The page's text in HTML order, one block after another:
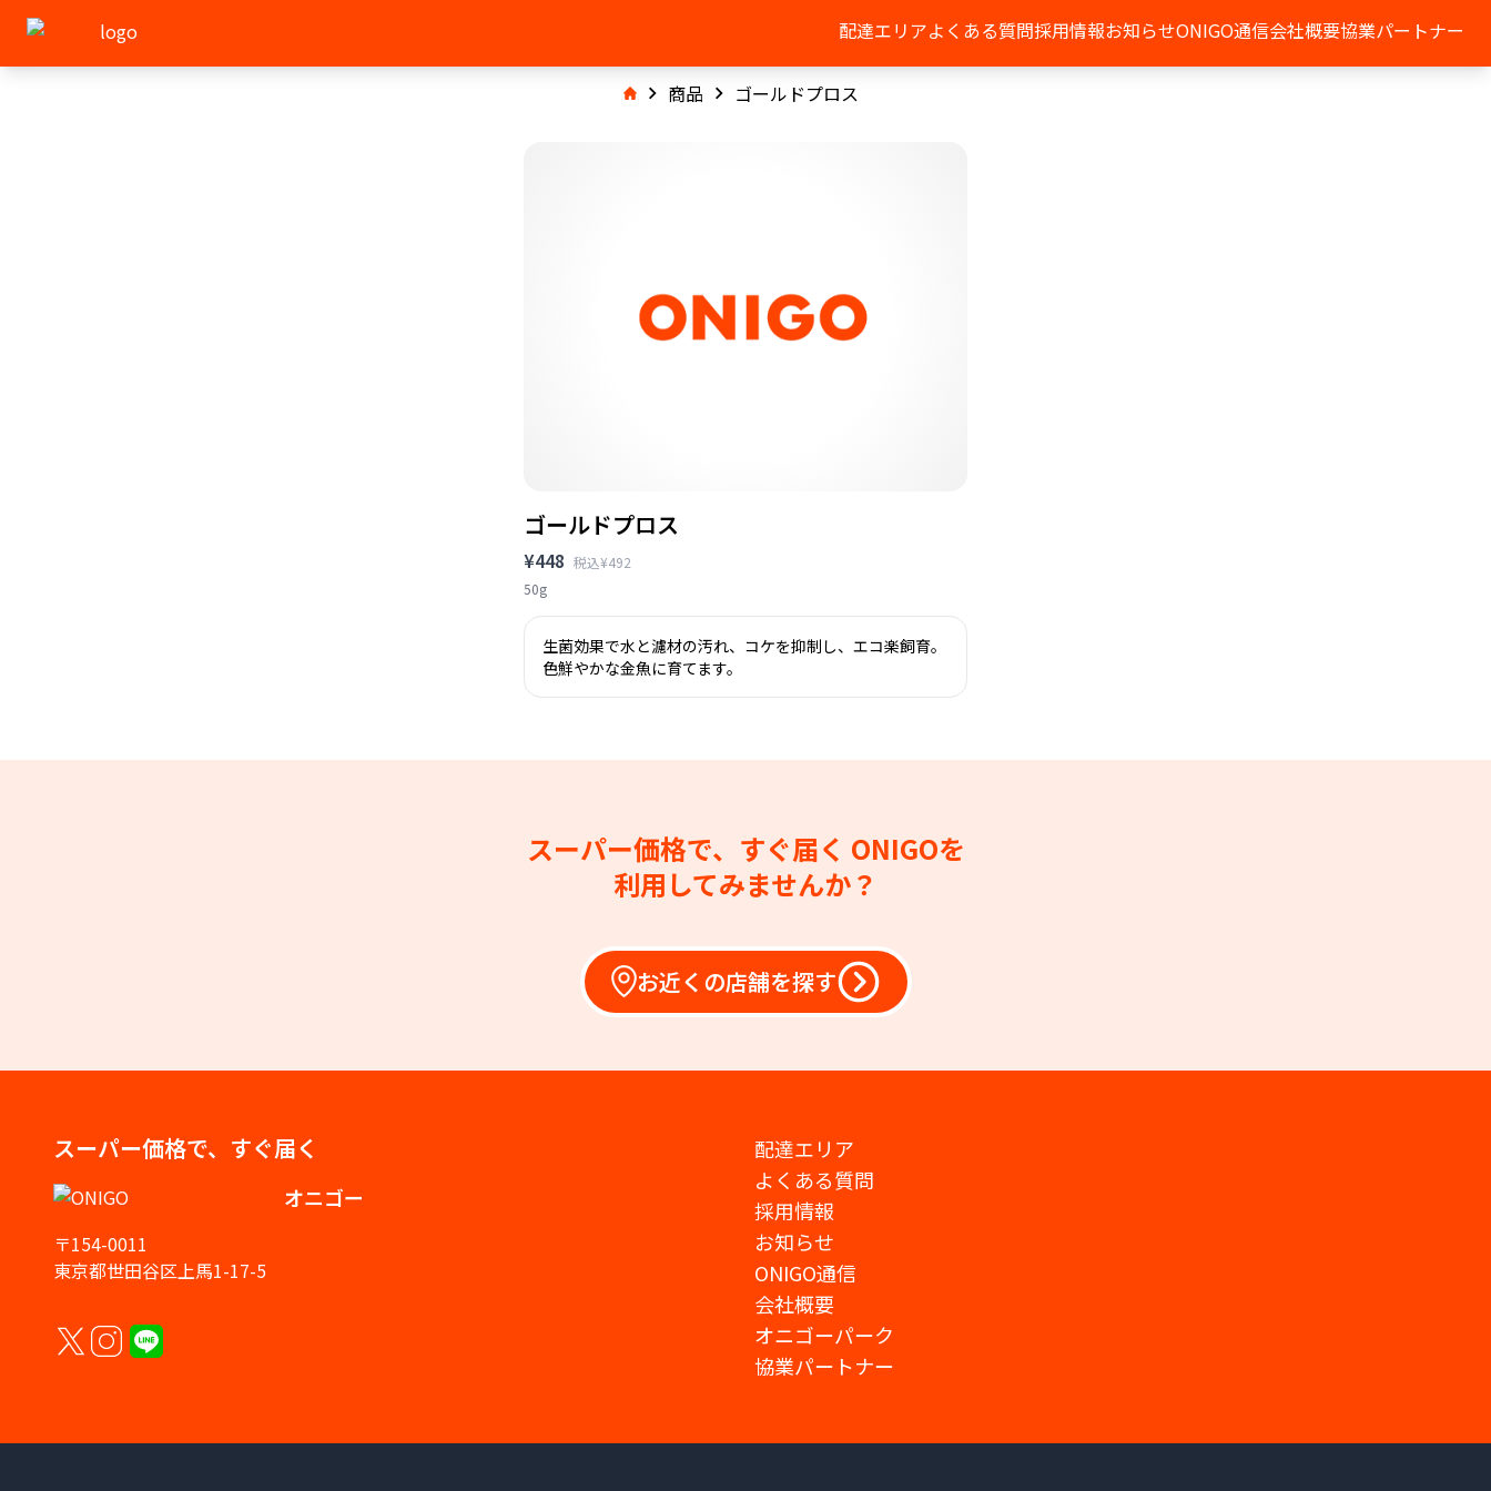
配達エリアよくある質問採用情報お知らせONIGO通信会社概要協業パートナー
商品 ゴールドプロス
ゴールドプロス
¥448 税込¥492
50g
生菌効果で水と濾材の汚れ、コケを抑制し、エコ楽飼育。
色鮮やかな金魚に育てます。
スーパー価格で、すぐ届く ONIGOを
利用してみませんか？
お近くの店舗を探す
スーパー価格で、すぐ届く
オニゴー
〒154-0011
東京都世田谷区上馬1-17-5
配達エリア
よくある質問
採用情報
お知らせ
ONIGO通信
会社概要
オニゴーパーク
協業パートナー